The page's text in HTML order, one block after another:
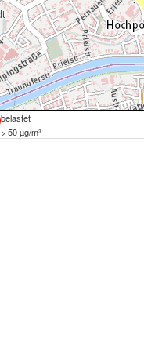
belastet
> 50 µg/m³